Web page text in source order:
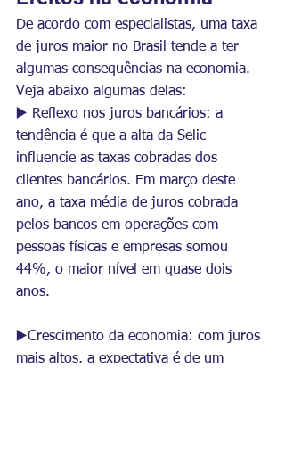
De acordo com especialistas, uma taxa
de juros maior no Brasil tende a ter
algumas consequências na economia.
Veja abaixo algumas delas:
▶️ Reflexo nos juros bancários: a
tendência é que a alta da Selic
influencie as taxas cobradas dos
clientes bancários. Em março deste
ano, a taxa média de juros cobrada
pelos bancos em operações com
pessoas físicas e empresas somou
44%, o maior nível em quase dois
anos.
▶️Crescimento da economia: com juros
mais altos, a expectativa é de um